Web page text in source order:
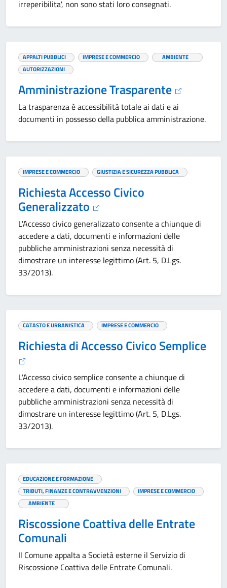
irreperibilita', non sono stati loro consegnati.
APPALTI PUBBLICI IMPRESE E COMMERCIO
AMBIENTE
AUTORIZZAZIONI
Amministrazione Trasparente
La trasparenza è accessibilità totale ai dati e ai
documenti in possesso della pubblica amministrazione.
IMPRESE E COMMERCIO GIUSTIZIA E SICUREZZA PUBBLICA
Richiesta Accesso Civico
Generalizzato
L'Accesso civico generalizzato consente a chiunque di
accedere a dati, documenti e informazioni delle
pubbliche amministrazioni senza necessità di
dimostrare un interesse legittimo (Art. 5, D.Lgs.
33/2013).
CATASTO E URBANISTICA IMPRESE E COMMERCIO
Richiesta di Accesso Civico Semplice
L'Accesso civico semplice consente a chiunque di
accedere a dati, documenti e informazioni delle
pubbliche amministrazioni senza necessità di
dimostrare un interesse legittimo (Art. 5, D.Lgs.
33/2013).
EDUCAZIONE E FORMAZIONE
TRIBUTI, FINANZE E CONTRAVVENZIONI
IMPRESE E COMMERCIO
AMBIENTE
Riscossione Coattiva delle Entrate
Comunali
Il Comune appalta a Società esterne il Servizio di
Riscossione Coattiva delle Entrate Comunali.